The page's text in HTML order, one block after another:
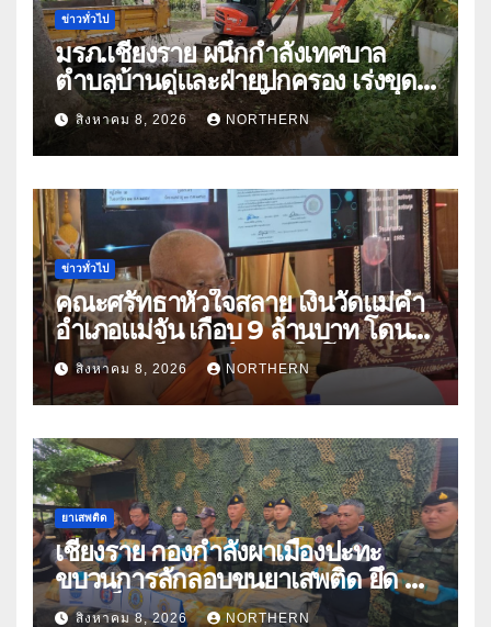
ข่าวทั่วไป
มรภ.เชียงราย ผนึกกำลังเทศบาล
ตำบลบ้านดู่และฝ่ายปกครอง เร่งขุด
ลอกสิ่งกีดขวางทางน้ำ ป้องกันและลด
ปัญหาน้ำท่วม
สิงหาคม 8, 2026 NORTHERN
ข่าวทั่วไป
คณะศรัทธาหัวใจสลาย เงินวัดแม่คำ
อำเภอแม่จัน เกือบ 9 ล้านบาท โดน
แก๊งคอลเซ็นเตอร์หลอกให้โอนข้าม
ปีกว่า 66 บัญชี
สิงหาคม 8, 2026 NORTHERN
ยาเสพติด
เชียงราย กองกำลังผาเมืองปะทะ
ขบวนการลักลอบขนยาเสพติด ยึด 2
ล้านเม็ด
สิงหาคม 8, 2026 NORTHERN